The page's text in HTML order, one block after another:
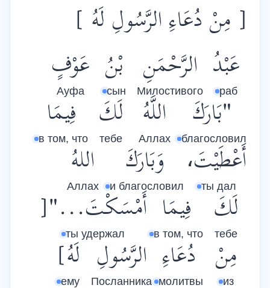
[ مِنْ دُعَاءِ الرَّسُولِ لَهُ ]
عَبْدُ
раб
الرَّحْمَنِ
Милостивого
بْنُ
сын
عَوْفٍ
Ауфа
"بَارَكَ
благословил
اللَّهُ
Аллах
لَكَ
тебе
فِيمَا
в том, что
أَعْطَيْتَ،
ты дал
وَبَارَكَ
и благословил
اللهُ
Аллах
لَكَ
тебе
فِيمَا
в том, что
أَمْسَكْتَ..."[
ты удержал
مِنْ
из
دُعَاءِ
молитвы
الرَّسُولِ
Посланника
لَهُ]
ему